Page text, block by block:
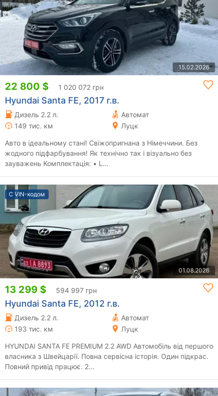
15.02.2026
22 800 $ 1 020 072 грн
Hyundai Santa FE, 2017 г.в.
Дизель 2.2 л.
Автомат
149 тис. км
Луцк
Авто в ідеальному стані! Свіжопригнана з Німеччини. Без
жодного підфарбування! Як технічно так і візуально без
зауважень Комплектація: • L...
С VIN-кодом
01.08.2026
13 299 $ 594 997 грн
Hyundai Santa FE, 2012 г.в.
Дизель 2.2 л.
Автомат
193 тис. км
Луцк
HYUNDAI SANTA FE PREMIUM 2.2 AWD Автомобіль від першого
власника з Швейцарії. Повна сервісна історія. Один підкрас.
Повний привід працює. 2...